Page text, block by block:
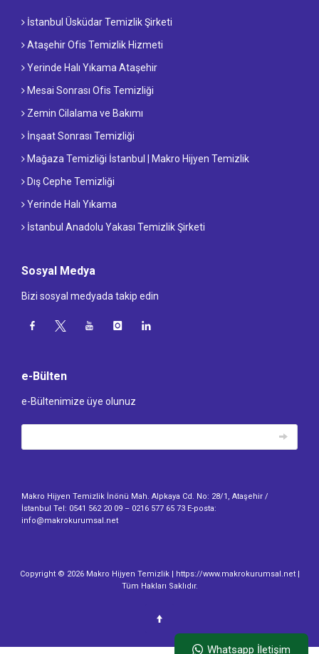
İstanbul Üsküdar Temizlik Şirketi
Ataşehir Ofis Temizlik Hizmeti
Yerinde Halı Yıkama Ataşehir
Mesai Sonrası Ofis Temizliği
Zemin Cilalama ve Bakımı
İnşaat Sonrası Temizliği
Mağaza Temizliği İstanbul | Makro Hijyen Temizlik
Dış Cephe Temizliği
Yerinde Halı Yıkama
İstanbul Anadolu Yakası Temizlik Şirketi
Sosyal Medya
Bizi sosyal medyada takip edin
e-Bülten
e-Bültenimize üye olunuz
Makro Hijyen Temizlik İnönü Mah. Alpkaya Cd. No: 28/1, Ataşehir /
İstanbul Tel: 0541 562 20 09 – 0216 577 65 73 E-posta:
info@makrokurumsal.net
Copyright © 2026 Makro Hijyen Temizlik | https://www.makrokurumsal.net |
Tüm Hakları Saklıdır.
Whatsapp İletişim